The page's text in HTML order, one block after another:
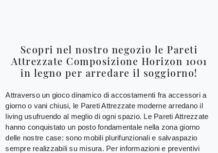
Scopri nel nostro negozio le Pareti
Attrezzate Composizione Horizon 1001
in legno per arredare il soggiorno!
Attraverso un gioco dinamico di accostamenti fra accessori a
giorno o vani chiusi, le Pareti Attrezzate moderne arredano il
living usufruendo al meglio di ogni spazio. Le Pareti Attrezzate
hanno conquistato un posto fondamentale nella zona giorno
delle nostre case: sono mobili plurifunzionali e salvaspazio
sempre realizzabili su misura. Per informazioni e preventivi